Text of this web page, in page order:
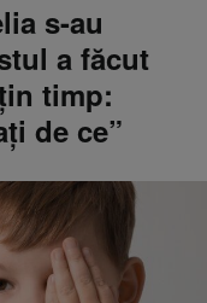
s-au
a făcut
timp:
de ce”